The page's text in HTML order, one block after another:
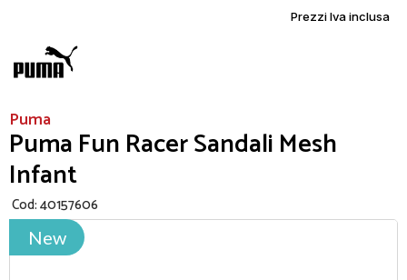
Prezzi Iva inclusa
Puma
Puma Fun Racer Sandali Mesh
Infant
Cod:40157606
New